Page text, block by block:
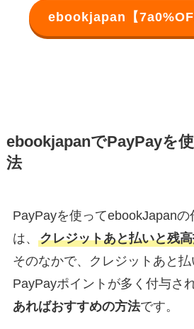
ebookjapan【
ebookjapanでPayPayを
法
PayPayを使ってebookJapanの
は、 クレジットあと払いと残
そのなかで、クレジットあと
PayPayポイントが多く付与され
あればおすすめの方法です。